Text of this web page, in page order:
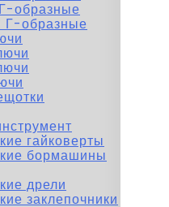
образные
Г-образные
гайковерты
бормашины
дрели
заклепочники